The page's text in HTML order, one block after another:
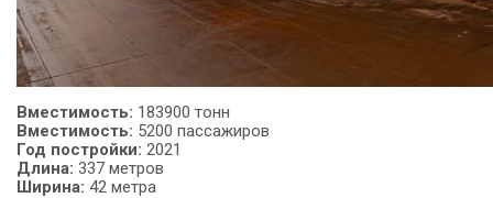
Вместимость: 183900 тонн
Вместимость: 5200 пассажиров
Год постройки: 2021
Длина: 337 метров
Ширина: 42 метра